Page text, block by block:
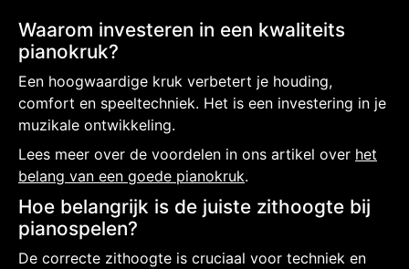
Waarom investeren in een kwaliteits
pianokruk?
Een hoogwaardige kruk verbetert je houding,
comfort en speeltechniek. Het is een investering in je
muzikale ontwikkeling.
Lees meer over de voordelen in ons artikel over het
belang van een goede pianokruk.
Hoe belangrijk is de juiste zithoogte bij
pianospelen?
De correcte zithoogte is cruciaal voor techniek en